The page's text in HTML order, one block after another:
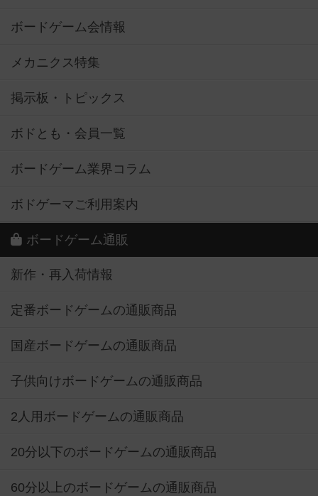
ボードゲーム会情報
メカニクス特集
掲示板・トピックス
ボドとも・会員一覧
ボードゲーム業界コラム
ボドゲーマご利用案内
ボードゲーム通販
新作・再入荷情報
定番ボードゲームの通販商品
国産ボードゲームの通販商品
子供向けボードゲームの通販商品
2人用ボードゲームの通販商品
20分以下のボードゲームの通販商品
60分以上のボードゲームの通販商品